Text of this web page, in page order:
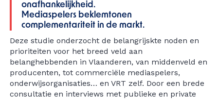
onafhankelijkheid.
Mediaspelers beklemtonen
complementariteit in de markt.
Deze studie onderzocht de belangrijskte noden en
prioriteiten voor het breed veld aan
belanghebbenden in Vlaanderen, van middenveld en
producenten, tot commerciële mediaspelers,
onderwijsorganisaties… en VRT zelf. Door een brede
consultatie en interviews met publieke en private